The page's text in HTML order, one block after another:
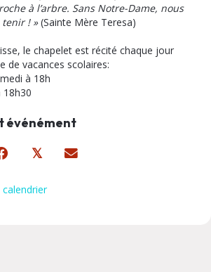
à l’arbre. Sans Notre-Dame, nous
! »(Sainte Mère Teresa)
le chapelet est récité chaque jour
de vacances scolaires:
à 18h
événément
𝕏